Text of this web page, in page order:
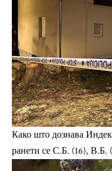
Како што дознава
ранети се С.Б. (16),